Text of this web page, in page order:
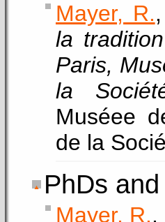
Mayer, R.
la
Paris,
la
Muséee
de la
PhDs
Mayer, R.,